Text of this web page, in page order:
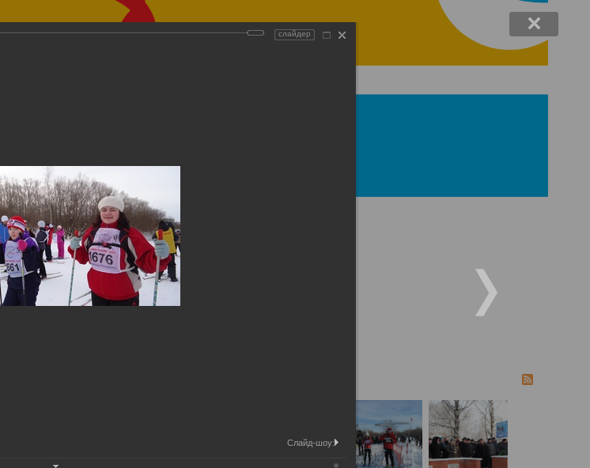
› Глазов в событиях и лицах: февраль 2013 года
слайдер
Слайд-шоу: